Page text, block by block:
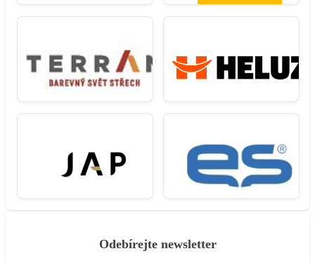
Odebírejte newsletter